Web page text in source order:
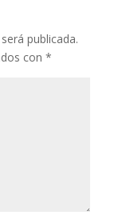
publicada.
con *